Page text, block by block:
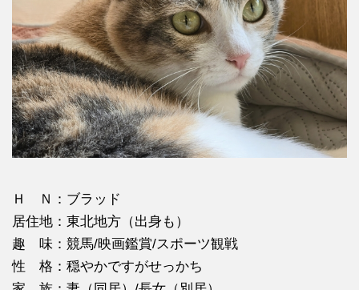
Ｈ Ｎ：ブラッド
居住地：東北地方（出身も）
趣 味：競馬/映画鑑賞/スポーツ観戦
性 格：穏やかですがせっかち